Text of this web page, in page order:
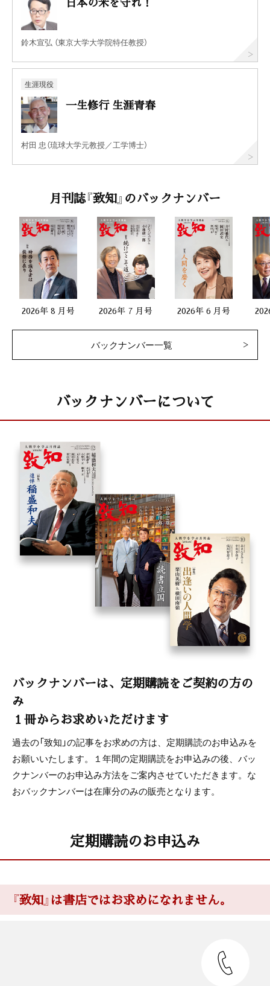
鈴木宣弘 （東京大学大学院特任教授）
生涯現役
一生修行 生涯青春
村田 忠（琉球大学元教授／工学博士）
月刊誌『致知』のバックナンバー
2026年 8 月号 2026年 7 月号 2026年 6 月号
バックナンバー一覧
バックナンバーについて
バックナンバーは、定期購読をご契約の方の
み
１冊からお求めいただけます
過去の「致知」の記事をお求めの方は、定期購読のお申込みを
お願いいたします。１年間の定期購読をお申込みの後、バッ
クナンバーのお申込み方法をご案内させていただきます。な
おバックナンバーは在庫分のみの販売となります。
定期購読のお申込み
『致知』は書店ではお求めになれません。